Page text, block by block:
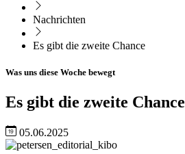
Nachrichten
Es gibt die zweite Chance
Was uns diese Woche bewegt
Es gibt die zweite Chance
05.06.2025
Image